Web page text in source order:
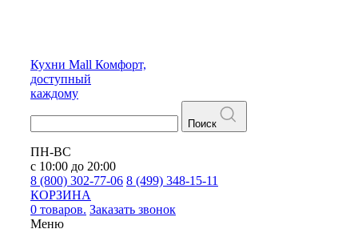
Кухни Mall Комфорт,
доступный
каждому
Поиск
ПН-ВС
с 10:00 до 20:00
8 (800) 302-77-06 8 (499) 348-15-11
КОРЗИНА
0 товаров. Заказать звонок
Меню